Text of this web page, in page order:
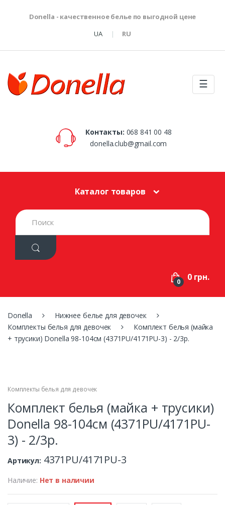
Donella - качественное белье по выгодной цене
UA
RU
☰
Контакты: 068 841 00 48
donella.club@gmail.com
Каталог товаров
S
e
h
:
0 0 грн.
Donella
Нижнее белье для девочек
Комплекты белья для девочек
Комплект белья (майка
+ трусики) Donella 98-104см (4371PU/4171PU-3) - 2/3р.
Комплекты белья для девочек
Комплект белья (майка + трусики)
Donella 98-104см (4371PU/4171PU-
3) - 2/3р.
Артикул: 4371PU/4171PU-3
Наличие: Нет в наличии